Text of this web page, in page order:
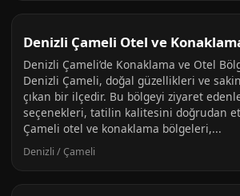
Denizli Çameli Otel ve
Denizli Çameli’de Konaklama ve Otel
Denizli Çameli, doğal güzellikleri ve
çıkan bir ilçedir. Bu bölgeyi ziyaret
seçenekleri, tatilin kalitesini doğrudan
Çameli otel ve konaklama bölgeleri,...
Denizli / Çameli